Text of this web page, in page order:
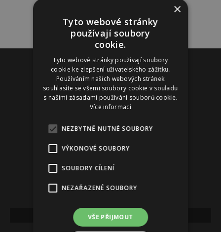
Reklama
NEJNOVĚJŠÍ VYDÁNÍ
×
Tyto webové stránky
používají soubory
cookie.
Tyto webové stránky používají soubory
cookie ke zlepšení uživatelského zážitku.
Používáním našich webových stránek
souhlasíte se všemi soubory cookie v souladu
s našimi zásadami používání souborů cookie.
Více informací
NEZBYTNĚ NUTNÉ SOUBORY
VÝKONOVÉ SOUBORY
SOUBORY CÍLENÍ
NEZAŘAZENÉ SOUBORY
VŠE PŘIJMOUT